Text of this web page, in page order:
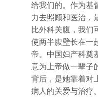
给我们的。作为基
力去照顾和医治，
比外科关腹，我们
使两半腹壁长在一
帝。中国妇产科奠
意为上帝做一辈子
背后，是她靠着对
病人的关爱与治疗。